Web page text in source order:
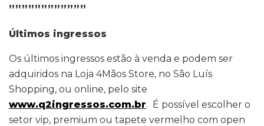
””””””””””””
Últimos ingressos
Os últimos ingressos estão à venda e podem ser
adquiridos na Loja 4Mãos Store, no São Luís
Shopping, ou online, pelo site
www.q2ingressos.com.br. É possível escolher o
setor vip, premium ou tapete vermelho com open